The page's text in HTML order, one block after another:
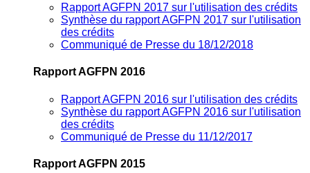
Rapport AGFPN 2017 sur l'utilisation des crédits
Synthèse du rapport AGFPN 2017 sur l'utilisation
des crédits
Communiqué de Presse du 18/12/2018
Rapport AGFPN 2016
Rapport AGFPN 2016 sur l'utilisation des crédits
Synthèse du rapport AGFPN 2016 sur l'utilisation
des crédits
Communiqué de Presse du 11/12/2017
Rapport AGFPN 2015